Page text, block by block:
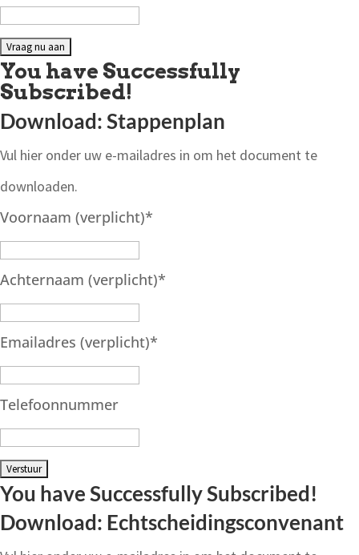
You have Successfully
Subscribed!
Download: Stappenplan
Vul hier onder uw e-mailadres in om het document te
downloaden.
Voornaam (verplicht)*
Achternaam (verplicht)*
Emailadres (verplicht)*
Telefoonnummer
You have Successfully Subscribed!
Download: Echtscheidingsconvenant